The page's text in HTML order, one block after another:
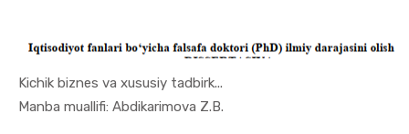
Kichik biznes va xususiy tadbirk...
Manba muallifi: Abdikarimova Z.B.
In Tadbirk...